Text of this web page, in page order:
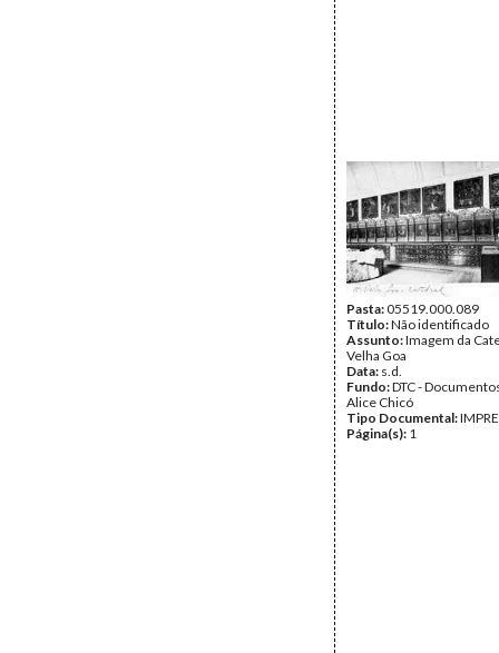
Pasta:05519.000.089
Título:Não identificado
Assunto:Imagem da
Velha Goa
Data: s.d.
Fundo:DTC -
Alice Chicó
Tipo Documental:
Página(s): 1